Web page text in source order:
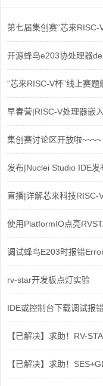
第七届集创赛“芯来RISC-
开源蜂鸟e203协处理器
“芯来RISC-V杯”线上赛题
早春营|RISC-V处理器嵌
集创赛讨论区开放啦~~~~
发布|Nuclei Studio IDE发
直播|详解芯来科技RISC-
使用PlatformIO点亮
调试蜂鸟E203时报错
rv-star开发板点灯实验
IDE或控制台下载调试报
【已解决】求助！RV-
【已解决】求助！